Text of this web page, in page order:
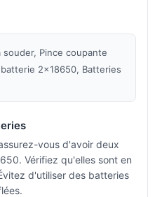
souder, Pince coupante
2x18650, Batteries
vous d'avoir deux
Vérifiez qu'elles sont en
d'utiliser des batteries